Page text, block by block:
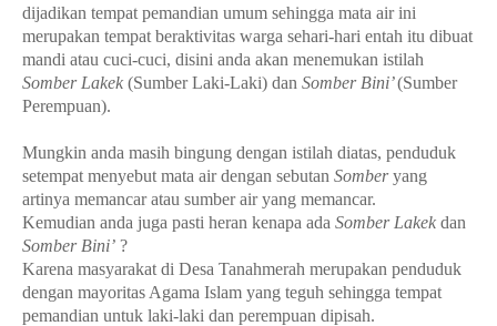
dijadikan tempat pemandian umum sehingga mata air ini
merupakan tempat beraktivitas warga sehari-hari entah itu dibuat
mandi atau cuci-cuci, disini anda akan menemukan istilah
Somber Lakek (Sumber Laki-Laki) dan Somber Bini’(Sumber
Perempuan).
Mungkin anda masih bingung dengan istilah diatas, penduduk
setempat menyebut mata air dengan sebutan Somberyang
artinya memancar atau sumber air yang memancar.
Kemudian anda juga pasti heran kenapa ada Somber Lakek dan
Somber Bini’ ?
Karena masyarakat di Desa Tanahmerah merupakan penduduk
dengan mayoritas Agama Islam yang teguh sehingga tempat
pemandian untuk laki-laki dan perempuan dipisah.